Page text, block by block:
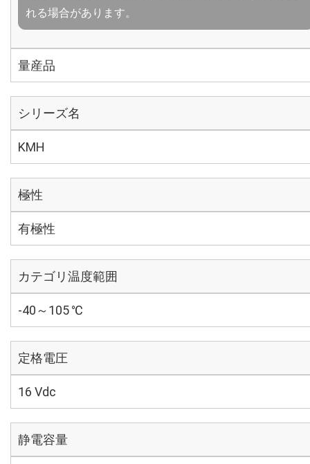
れる場合があります。
量産品
シリーズ名
KMH
極性
有極性
カテゴリ温度範囲
-40～105 ℃
定格電圧
16 Vdc
静電容量